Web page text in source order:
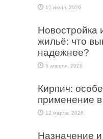
15 июня, 2026
Новостройка
жильё: что
надежнее?
5 апреля, 2026
Кирпич:
применение в
12 марта, 2026
Назначение